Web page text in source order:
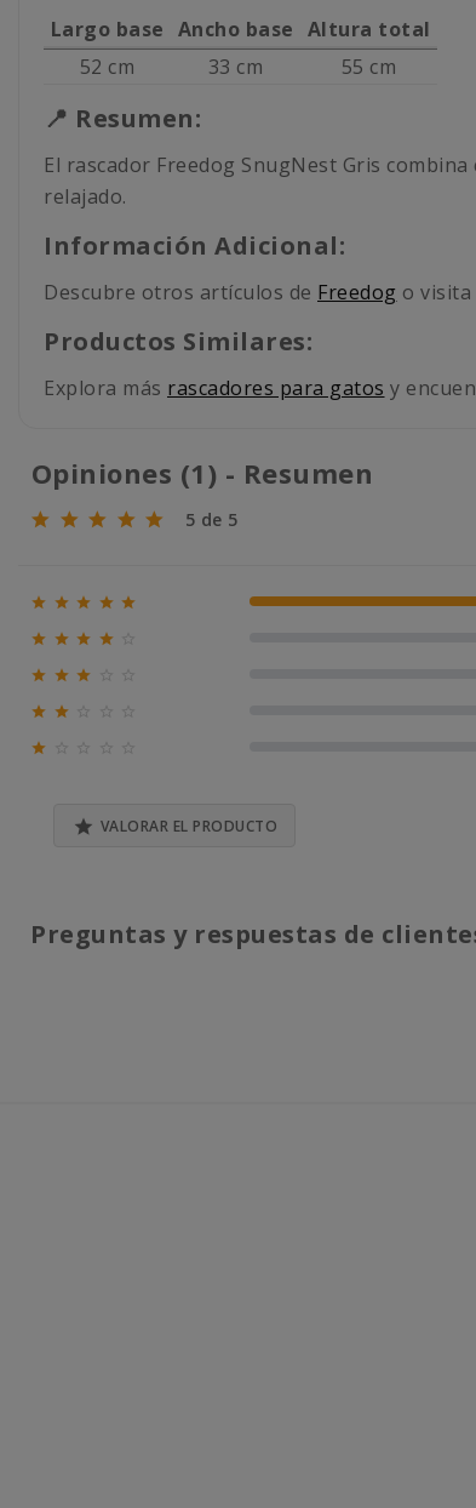
Largo base Ancho base Altura total
52 cm
33 cm 55 cm
📍 Resumen:
El rascador Freedog SnugNest Gris
relajado.
Información Adicional:
Descubre otros artículos de Freedog o visita
Productos Similares:
Explora más rascadores para gatos y
Opiniones (1) - Resumen
5 de 5
     100%
   
  
 

 VALORAR EL PRODUCTO
Preguntas y respuestas de